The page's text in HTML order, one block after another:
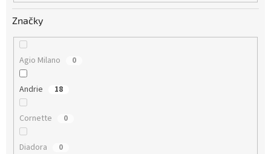
Značky
Agio Milano 0
Andrie 18
Cornette 0
Diadora 0